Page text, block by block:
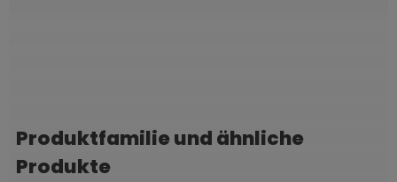
Produktgalerie überspringen
Produktfamilie und ähnliche
Produkte